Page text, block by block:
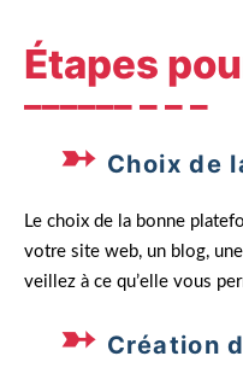
Étapes
Choix de
Le choix de la bonne
votre site web, un blog,
veillez à ce qu’elle vous
Création